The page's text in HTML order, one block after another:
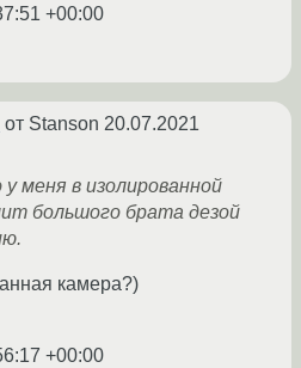
+00:00
от Stanson 20.07.2021
меня в изолированной
большого брата дезой
камера?)
+00:00